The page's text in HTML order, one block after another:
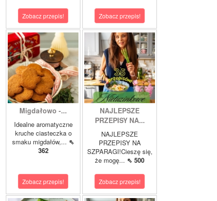
Zobacz przepis! Zobacz przepis!
Migdałowo -...
Idealne aromatyczne
kruche ciasteczka o
smaku migdałów,... ⇖
362
Zobacz przepis!
NAJLEPSZE
PRZEPISY NA...
NAJLEPSZE
PRZEPISY NA
SZPARAGI!Cieszę się,
że mogę... ⇖ 500
Zobacz przepis!